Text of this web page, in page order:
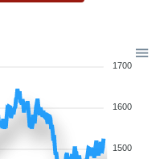
1700
1600
1500